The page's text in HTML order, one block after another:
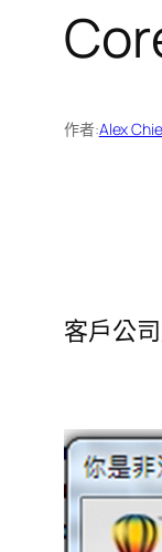
作者:Alex
客戶公